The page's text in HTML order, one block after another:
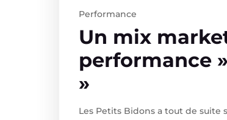
Performance
Un mix
performance
»
Les Petits Bidons a tout de